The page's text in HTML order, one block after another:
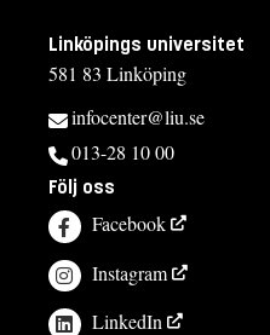
Linköpings universitet
581 83 Linköping
infocenter@liu.se
013-28 10 00
Följ oss
Facebook
Instagram
LinkedIn